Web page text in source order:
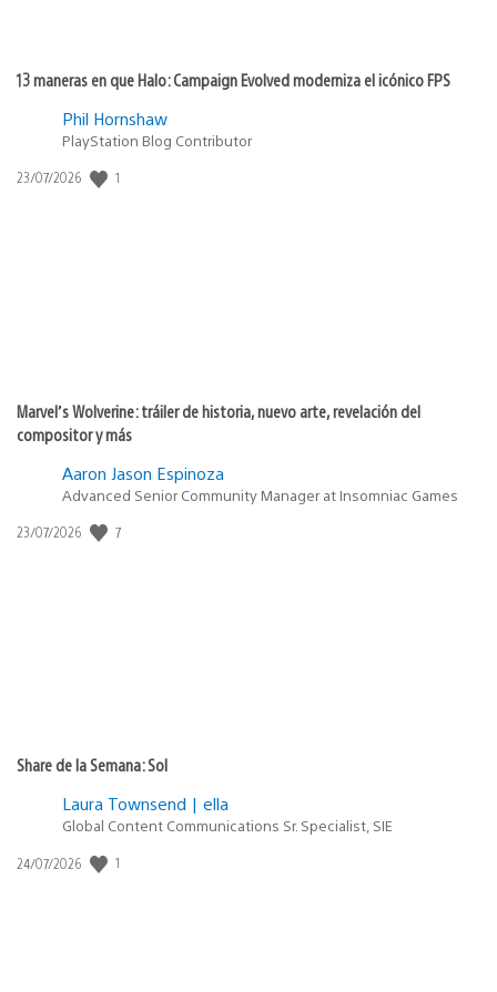
13 maneras en que Halo: Campaign Evolved moderniza el icónico FPS
Phil Hornshaw
PlayStation Blog Contributor
Fecha
23/07/2026 1
Marvel’s Wolverine: tráiler de historia, nuevo arte, revelación del
compositor y más
Aaron Jason Espinoza
Advanced Senior Community Manager at Insomniac Games
Fecha
23/07/2026 7
Share de la Semana: Sol
Laura Townsend | ella
Global Content Communications Sr. Specialist, SIE
Fecha
24/07/2026 1